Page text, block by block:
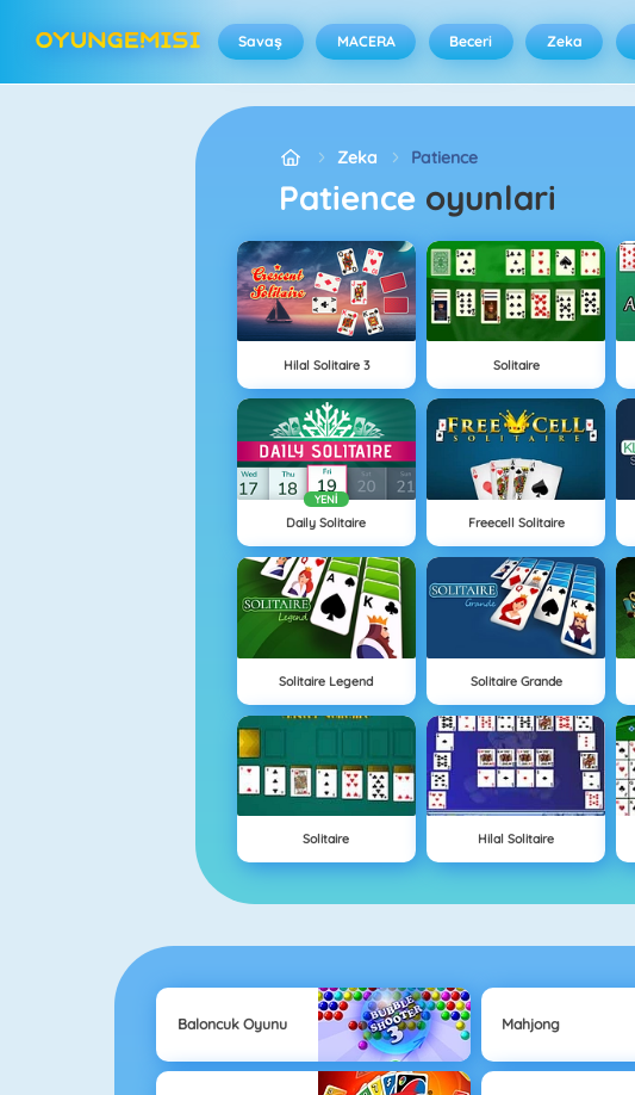
Savaş MACERA Beceri Zeka
Zeka Patience
Patience oyunlari
Hilal Solitaire 3 Solitaire
YENI
Daily Solitaire Freecell Solitaire
Solitaire Legend Solitaire Grande
Solitaire Hilal Solitaire
Baloncuk Oyunu Mahjong